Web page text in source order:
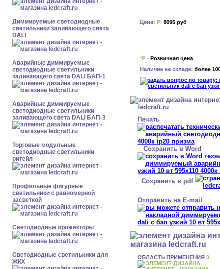
Диммируемые светодиодные
светильники заливающего света
DALI
Аварийные диммируемые
светодиодные светильники
заливающего света DALI БАП-1
Аварийные диммируемые
светодиодные светильники
заливающего света DALI БАП-3
Торговые модульные
светодиодные светильники
ритейл
Профильные фигурные
светильники с равномерной
засветкой
Светодиодные прожекторы
Светодиодные светильники для
ЖКХ
Цена: Р: 8095 руб
*Р - Розничная цена
Наличие на складе: более
Печать
Сохранить в Word
Сохранить в pdf
Отправить на E-mail
ОБЛАСТЬ ПРИМЕНЕНИЯ 0